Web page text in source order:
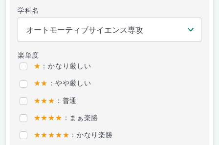
学科名
楽単度
★ ：かなり厳しい
★★ ：やや厳しい
★★★ ：普通
★★★★ ：まぁ楽勝
★★★★★ ：かなり楽勝